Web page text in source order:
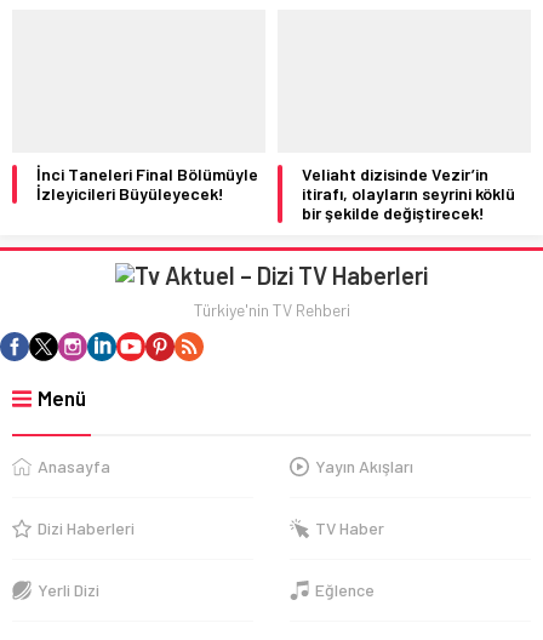
İnci Taneleri Final Bölümüyle
İzleyicileri Büyüleyecek!
Veliaht dizisinde Vezir’in
itirafı, olayların seyrini köklü
bir şekilde değiştirecek!
Türkiye'nin TV Rehberi
Menü
Anasayfa Yayın Akışları
Dizi Haberleri TV Haber
Yerli Dizi Eğlence